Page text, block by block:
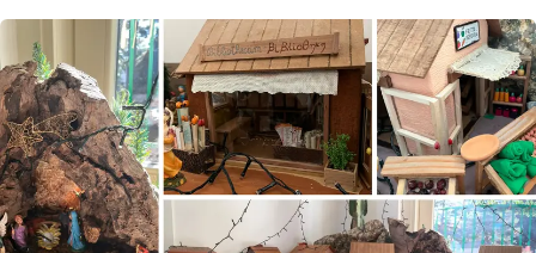
Economia e lavoro
Italia Mondo
Sanità
Sport